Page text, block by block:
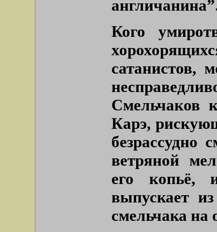
Кого
сатанистов,
Смельчаков
Карэ,
безрассудно
ветряной
его копьё,
выпускает
смельчака на